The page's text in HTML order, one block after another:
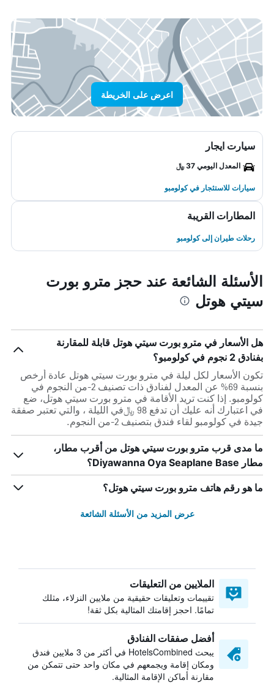
اعرض على الخريطة
سيارت ايجار
المعدل اليومي 37 ﷼
سيارات للاستئجار في كولومبو
المطارات القريبة
رحلات طيران إلى كولومبو
الأسئلة الشائعة عند حجز مترو بورت
سيتي هوتل
هل الأسعار في مترو بورت سيتي هوتل قابلة للمقارنة
بفنادق 2 نجوم في كولومبو؟
تكون الأسعار لكل ليلة في مترو بورت سيتي هوتل عادة أرخص
بنسبة 69% عن المعدل لفنادق ذات تصنيف 2-من النجوم في
كولومبو. إذا كنت تريد الأقامة في مترو بورت سيتي هوتل، ضع
في اعتبارك أنه عليك أن تدفع 98 ﷼في الليلة ، والتي تعتبر صفقة
جيدة في كولومبو لقاء فندق بتصنيف 2-من النجوم.
ما مدى قرب مترو بورت سيتي هوتل من أقرب مطار،
مطار Diyawanna Oya Seaplane Base؟
ما هو رقم هاتف مترو بورت سيتي هوتل؟
عرض المزيد من الأسئلة الشائعة
الملايين من التعليقات
تقييمات وتعليقات حقيقية من ملايين النزلاء، مثلك
تمامًا. احجز إقامتك المثالية بكل ثقة!
أفضل صفقات الفنادق
يبحث HotelsCombined في أكثر من 3 ملايين فندق
ومكان إقامة ويجمعهم في مكان واحد حتى تتمكن من
مقارنة أماكن الإقامة المثالية.